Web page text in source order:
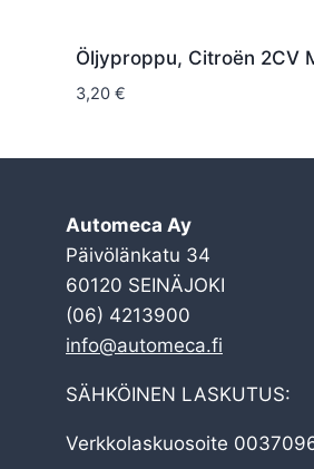
Öljyproppu, Citroën 2CV
3,20 €
Automeca Ay
Päivölänkatu 34
60120 SEINÄJOKI
(06) 4213900
info@automeca.fi
SÄHKÖINEN LASKUTUS:
Verkkolaskuosoite